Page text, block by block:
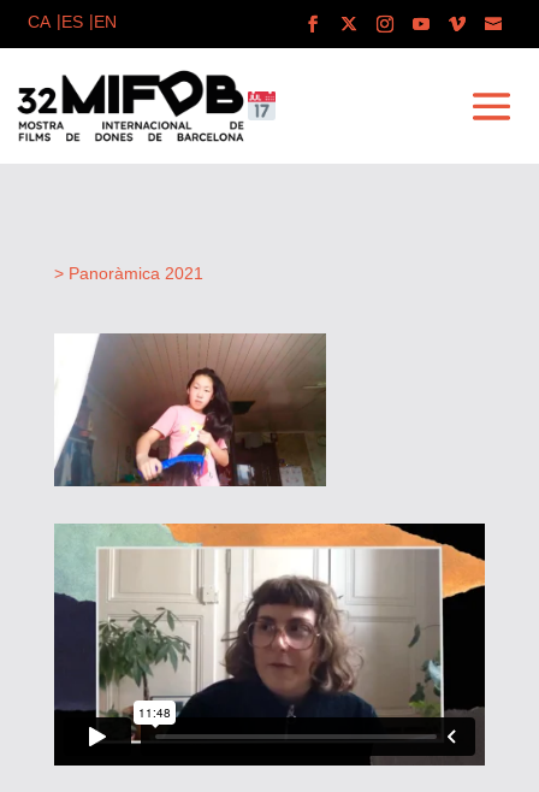
> Panoràmica 2021